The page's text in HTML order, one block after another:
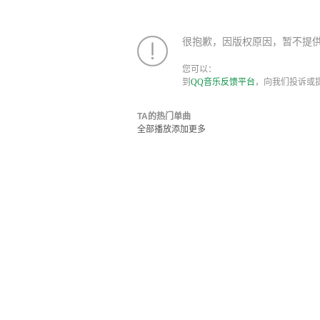
很抱歉，因版权原因，暂不提
您可以：
到 QQ音乐反馈平台 ，向我们投诉或
TA的热门单曲
全部播放添加 更多